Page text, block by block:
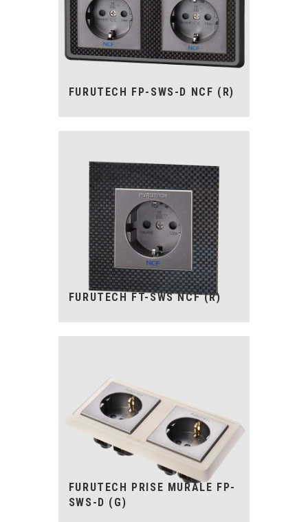
FURUTECH FP-SWS-D NCF (R)
FURUTECH FT-SWS NCF (R)
FURUTECH PRISE MURALE FP-
SWS-D (G)